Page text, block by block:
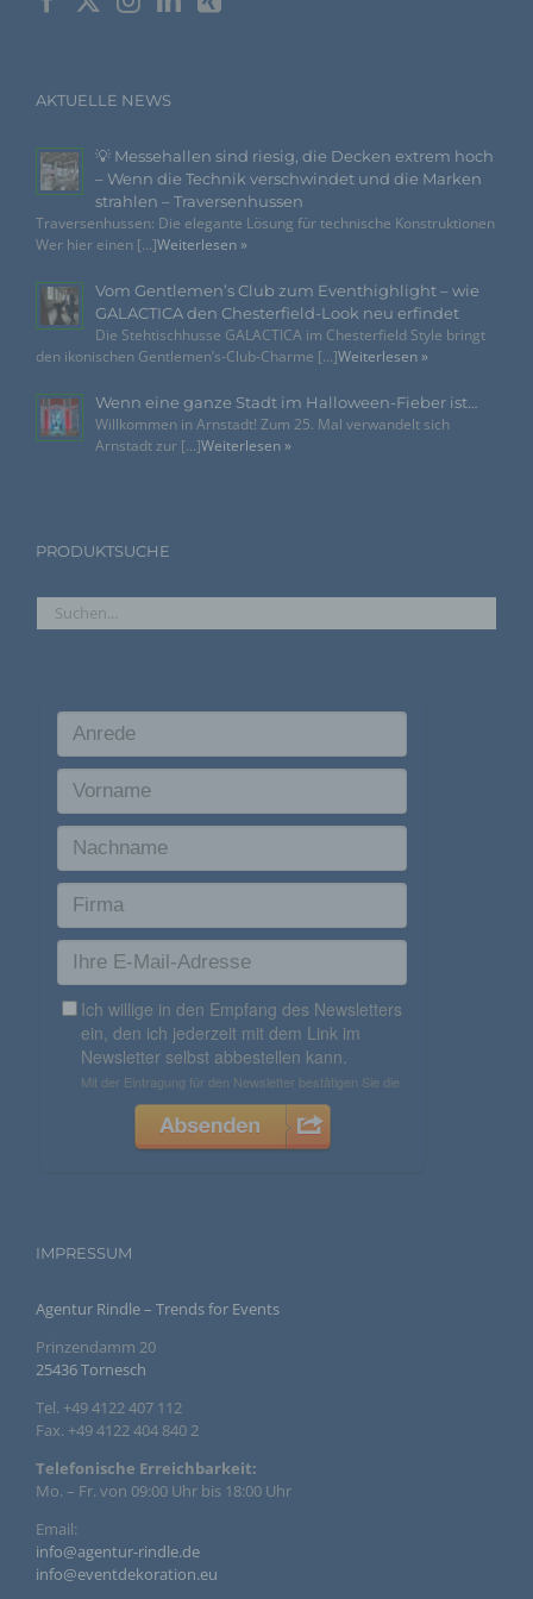
AKTUELLE NEWS
💡 Messehallen sind riesig, die Decken extrem hoch
– Wenn die Technik verschwindet und die Marken
strahlen – Traversenhussen
Traversenhussen: Die elegante Lösung für technische Konstruktionen
Wer hier einen [...]Weiterlesen »
Vom Gentlemen’s Club zum Eventhighlight – wie
GALACTICA den Chesterfield-Look neu erfindet
Die Stehtischhusse GALACTICA im Chesterfield Style bringt
den ikonischen Gentlemen’s-Club-Charme [...]Weiterlesen »
Wenn eine ganze Stadt im Halloween-Fieber ist…
Willkommen in Arnstadt! Zum 25. Mal verwandelt sich
Arnstadt zur [...]Weiterlesen »
PRODUKTSUCHE
IMPRESSUM
Agentur Rindle – Trends for Events
Prinzendamm 20
25436 Tornesch
Tel. +49 4122 407 112
Fax. +49 4122 404 840 2
Telefonische Erreichbarkeit:
Mo. – Fr. von 09:00 Uhr bis 18:00 Uhr
Email:
info@agentur-rindle.de
info@eventdekoration.eu
allein oder gemeinsam mit anderen über die Zwecke
Verantwortliche beziehungsweise können die
vorgesehen werden.
h) Auftragsverarbeiter
Person, Behörde, Einrichtung oder andere Stelle, die
personenbezogene Daten im Auftrag des
Verantwortlichen verarbeitet.
i) Empfänger
Empfänger ist eine natürliche oder juristische Person,
Behörde, Einrichtung oder andere Stelle, der
Unionsrecht oder dem Recht der Mitgliedstaaten
Behörde, Einrichtung oder andere Stelle außer der
betroffenen Person, dem Verantwortlichen, dem
Auftragsverarbeiter und den Personen, die unter der
unmittelbaren Verantwortung des Verantwortlichen oder
des Auftragsverarbeiters befugt sind, die
k) Einwilligung
Einwilligung ist jede von der betroffenen Person
und unmissverständlich abgegebene Willensbekundung
in Form einer Erklärung oder einer sonstigen
eindeutigen bestätigenden Handlung, mit der die
betroffene Person zu verstehen gibt, dass sie mit der
Verarbeitung der sie betreffenden personenbezogenen
Daten einverstanden ist.
Name und Anschrift des für die Verarbeitung
Andrea Rindle
Prinzendamm 20
25436 Tornesch
494122407112
E-Mail: info@eventdekoration.eu
Cookies / SessionStorage / LocalStorage